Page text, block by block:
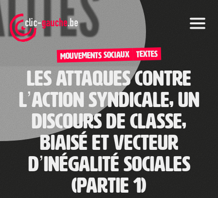
Skip
to
the
content
Mouvements sociaux TEXTES
Les attaques contre
l’action syndicale, un
discours de classe,
biaisé et vecteur
d’inégalité sociales
(Partie 1)